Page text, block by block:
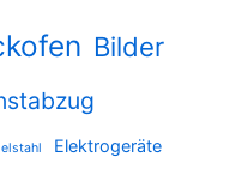
Bilder
Elektrogeräte